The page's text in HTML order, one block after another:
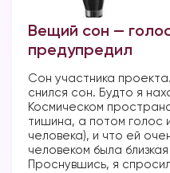
Вещий сон —
предупредил
Сон участника
снился сон. Будто я
Космическом
тишина, а потом голос
человека), и что ей
человеком была
Проснувшись, я